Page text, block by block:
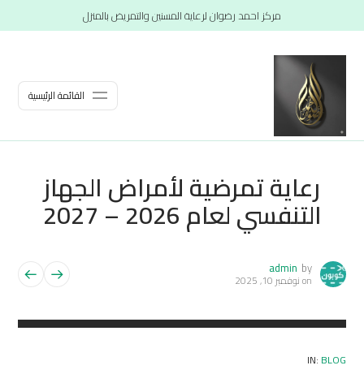
مركز احمد رضوان لرعاية المسنين والتمريض بالمنزل
القائمة الرئيسية
رعاية تمرضية لأمراض الجهاز
التنفسي لعام 2026 – 2027
by
admin
onنوفمبر 10, 2025
IN: BLOG